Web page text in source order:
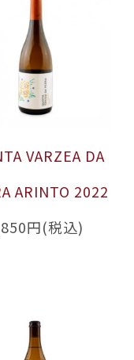
VARZEA DA
ARINTO 2022
円(税込)